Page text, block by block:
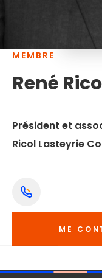
MEMBRE
René
Président et
Ricol Lasteyrie
ME